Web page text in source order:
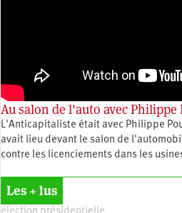
Au salon de l'auto avec Philippe
L'Anticapitaliste était avec Philippe
avait lieu devant le salon de
contre les licenciements dans les
Les + lus